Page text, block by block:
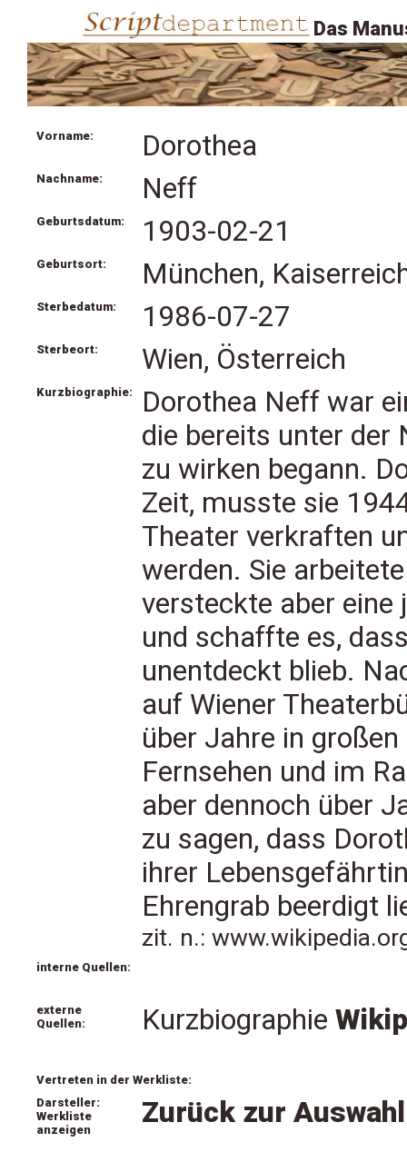
Das
Vorname: Dorothea
Nachname: Neff
Geburtsdatum: 1903-02-21
Geburtsort: München,
Sterbedatum: 1986-07-27
Sterbeort: Wien, Österreich
Kurzbiographie:
Dorothea Neff war
die bereits unter der
zu wirken begann.
Zeit, musste sie
Theater verkraften
werden. Sie
versteckte aber eine
und schaffte es,
unentdeckt blieb.
auf Wiener
über Jahre in
Fernsehen und im
aber dennoch über
zu sagen, dass
ihrer
Ehrengrab beerdigt
zit. n.:
interne Quellen:
externe
Quellen:
Kurzbiographie
Vertreten in der Werkliste:
Darsteller:
Werkliste
anzeigen
Zurück zur